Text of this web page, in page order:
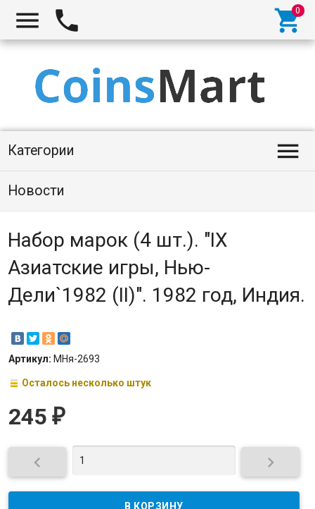
  
Категории 
Новости
Набор марок (4 шт.). "IX
Азиатские игры, Нью-
Дели`1982 (II)". 1982 год, Индия.
Артикул: МНя-2693
Осталось несколько штук
245 ₽
 